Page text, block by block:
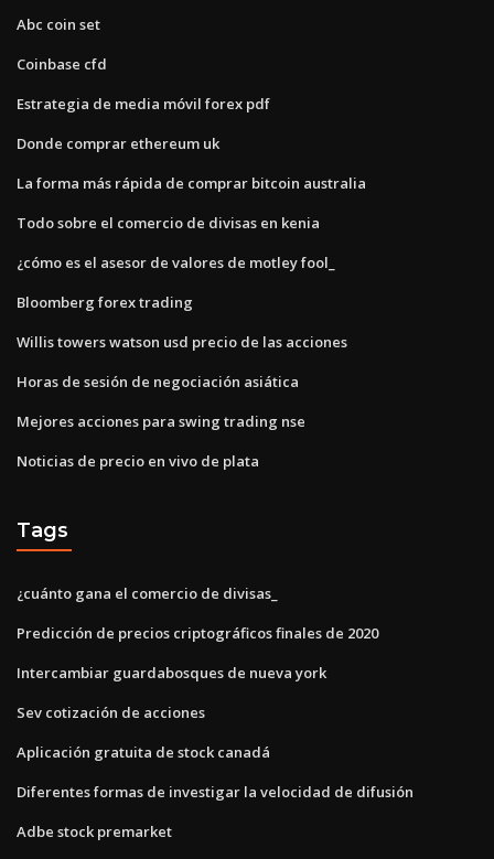
Abc coin set
Coinbase cfd
Estrategia de media móvil forex pdf
Donde comprar ethereum uk
La forma más rápida de comprar bitcoin australia
Todo sobre el comercio de divisas en kenia
¿cómo es el asesor de valores de motley fool_
Bloomberg forex trading
Willis towers watson usd precio de las acciones
Horas de sesión de negociación asiática
Mejores acciones para swing trading nse
Noticias de precio en vivo de plata
Tags
¿cuánto gana el comercio de divisas_
Predicción de precios criptográficos finales de 2020
Intercambiar guardabosques de nueva york
Sev cotización de acciones
Aplicación gratuita de stock canadá
Diferentes formas de investigar la velocidad de difusión
Adbe stock premarket